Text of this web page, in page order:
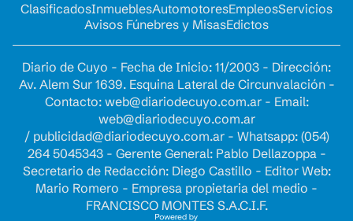
ClasificadosInmueblesAutomotoresEmpleosServicios
Avisos Fúnebres y MisasEdictos
Diario de Cuyo - Fecha de Inicio: 11/2003 - Dirección:
Av. Alem Sur 1639. Esquina Lateral de Circunvalación -
Contacto: web@diariodecuyo.com.ar- Email:
web@diariodecuyo.com.ar
/ publicidad@diariodecuyo.com.ar- Whatsapp: (054)
264 5045343 - Gerente General: Pablo Dellazoppa -
Secretario de Redacción: Diego Castillo - Editor Web:
Mario Romero - Empresa propietaria del medio -
FRANCISCO MONTES S.A.C.I.F.